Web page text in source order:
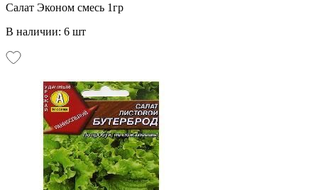
Салат Эконом смесь 1гр
В наличии: 6 шт